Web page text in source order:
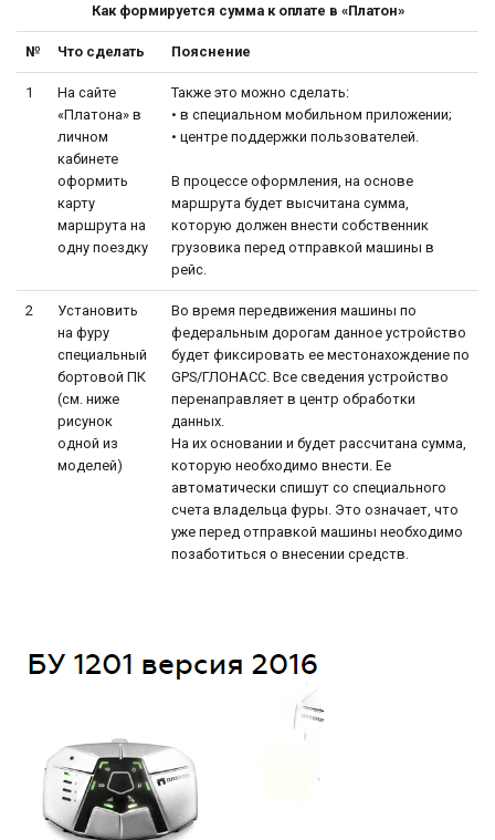
Как формируется сумма к оплате в «Платон»
№ Что сделать Пояснение
1
На сайте
«Платона» в
личном
кабинете
оформить
карту
маршрута на
одну поездку
Также это можно сделать:
• в специальном мобильном приложении;
• центре поддержки пользователей.
В процессе оформления, на основе
маршрута будет высчитана сумма,
которую должен внести собственник
грузовика перед отправкой машины в
рейс.
2
Установить
на фуру
специальный
бортовой ПК
(см. ниже
рисунок
одной из
моделей)
Во время передвижения машины по
федеральным дорогам данное устройство
будет фиксировать ее местонахождение по
GPS/ГЛОНАСС. Все сведения устройство
перенаправляет в центр обработки
данных.
На их основании и будет рассчитана сумма,
которую необходимо внести. Ее
автоматически спишут со специального
счета владельца фуры. Это означает, что
уже перед отправкой машины необходимо
позаботиться о внесении средств.